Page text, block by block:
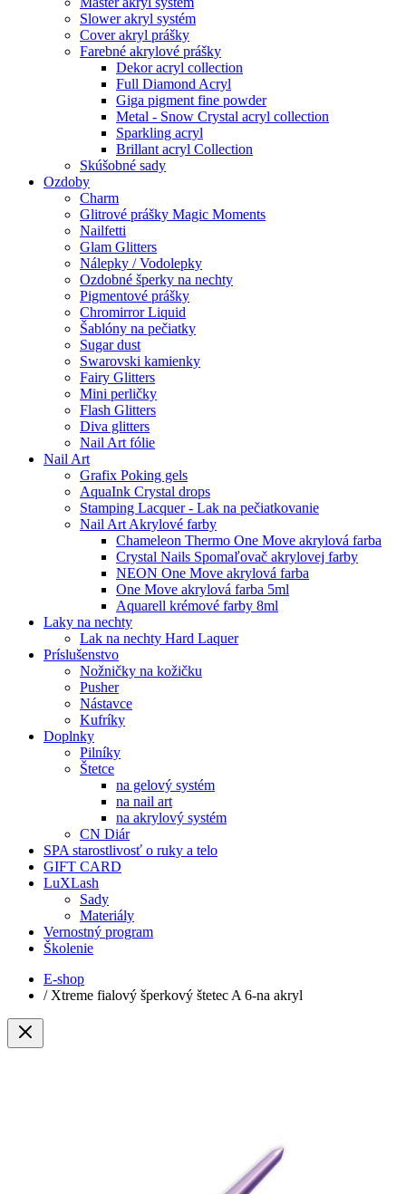
Slower akryl systém
Cover akryl prášky
Farebné akrylové prášky
Dekor acryl collection
Full Diamond Acryl
Giga pigment fine powder
Metal - Snow Crystal acryl collection
Sparkling acryl
Brillant acryl Collection
Skúšobné sady
Ozdoby
Charm
Glitrové prášky Magic Moments
Nailfetti
Glam Glitters
Nálepky / Vodolepky
Ozdobné šperky na nechty
Pigmentové prášky
Chromirror Liquid
Šablóny na pečiatky
Sugar dust
Swarovski kamienky
Fairy Glitters
Mini perličky
Flash Glitters
Diva glitters
Nail Art fólie
Nail Art
Grafix Poking gels
AquaInk Crystal drops
Stamping Lacquer - Lak na pečiatkovanie
Nail Art Akrylové farby
Chameleon Thermo One Move akrylová farba
Crystal Nails Spomaľovač akrylovej farby
NEON One Move akrylová farba
One Move akrylová farba 5ml
Aquarell krémové farby 8ml
Laky na nechty
Lak na nechty Hard Laquer
Príslušenstvo
Nožničky na kožičku
Pusher
Nástavce
Kufríky
Doplnky
Pilníky
Štetce
na gelový systém
na nail art
na akrylový systém
CN Diár
SPA starostlivosť o ruky a telo
GIFT CARD
LuXLash
Sady
Materiály
Vernostný program
Školenie
E-shop
/ Xtreme fialový šperkový štetec A 6-na akryl